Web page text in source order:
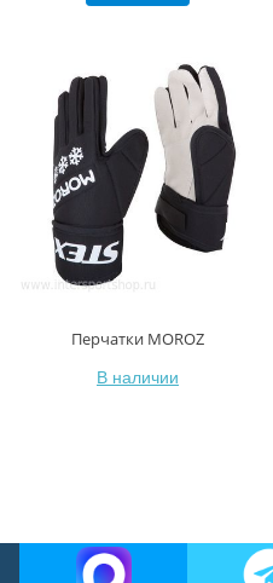
Перчатки MOROZ
В наличии